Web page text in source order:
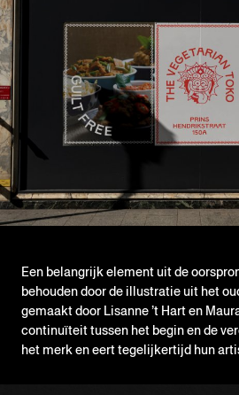
Een belangrijk element uit de
behouden door de illustratie uit het
gemaakt door Lisanne ’t Hart en
continuïteit tussen het begin en de
het merk en eert tegelijkertijd hun